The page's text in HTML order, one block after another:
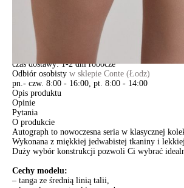
ПОЛУЧИТЬ ПО EMAIL
Dostawa
Kurier,
darmowa od 99 zł
czas dostawy: 1-2 dni robocze
Paczkomaty InPost 24/7,
darmowa od 50 zł
czas dostawy: 1-2 dni robocze
Odbiór osobisty w sklepie Conte (Łodz)
pn.- czw. 8:00 - 16:00, pt. 8:00 - 14:00
Opis produktu
Opinie
Pytania
O produkcie
Autograph to nowoczesna seria w klasycznej
Wykonana z miękkiej jedwabistej tkaniny i
Duży wybór konstrukcji pozwoli Ci wybrać
Cechy modelu:
– tanga ze średnią linią talii,